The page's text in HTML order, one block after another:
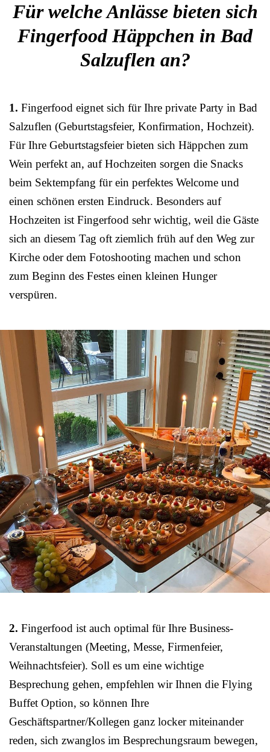
Für welche Anlässe bieten sich
Fingerfood Häppchen in Bad
Salzuflen an?
1. Fingerfood eignet sich für Ihre private Party in Bad
Salzuflen (Geburtstagsfeier, Konfirmation, Hochzeit).
Für Ihre Geburtstagsfeier bieten sich Häppchen zum
Wein perfekt an, auf Hochzeiten sorgen die Snacks
beim Sektempfang für ein perfektes Welcome und
einen schönen ersten Eindruck. Besonders auf
Hochzeiten ist Fingerfood sehr wichtig, weil die Gäste
sich an diesem Tag oft ziemlich früh auf den Weg zur
Kirche oder dem Fotoshooting machen und schon
zum Beginn des Festes einen kleinen Hunger
verspüren.
2. Fingerfood ist auch optimal für Ihre Business-
Veranstaltungen (Meeting, Messe, Firmenfeier,
Weihnachtsfeier). Soll es um eine wichtige
Besprechung gehen, empfehlen wir Ihnen die Flying
Buffet Option, so können Ihre
Geschäftspartner/Kollegen ganz locker miteinander
reden, sich zwanglos im Besprechungsraum bewegen,